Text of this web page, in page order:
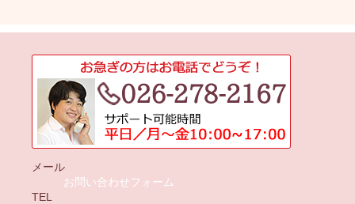
メール
お問い合わせフォーム
TEL